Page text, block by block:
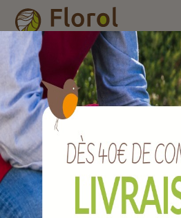
Accueil Nos produits /
seau pour ramasse-fruits